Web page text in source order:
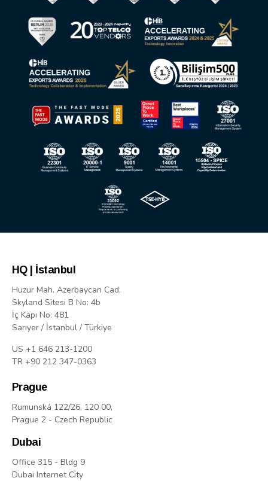
HQ | İstanbul
Huzur Mah. Azerbaycan Cad.
Skyland Sitesi B No: 4b
İç Kapı No: 481
Sarıyer / İstanbul / Türkiye
US +1 646 213-1200
TR +90 212 347-0363
Prague
Rumunská 122/26, 120 00,
Prague 2 - Czech Republic
Dubai
Office 315 - Bldg 9
Dubai Internet City